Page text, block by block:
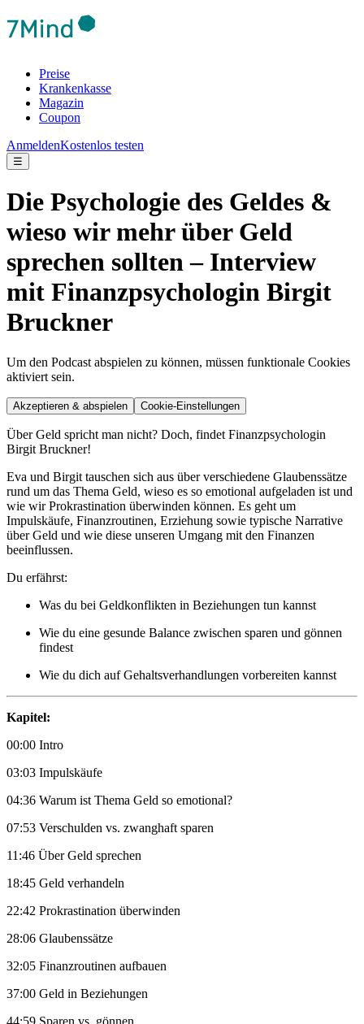
Preise
Krankenkasse
Magazin
Coupon
AnmeldenKostenlos testen
☰
Die Psychologie des Geldes &
wieso wir mehr über Geld
sprechen sollten – Interview
mit Finanzpsychologin Birgit
Bruckner
Um den Podcast abspielen zu können, müssen funktionale Cookies
aktiviert sein.
Akzeptieren & abspielen Cookie-Einstellungen
Über Geld spricht man nicht? Doch, findet Finanzpsychologin
Birgit Bruckner!
Eva und Birgit tauschen sich aus über verschiedene Glaubenssätze
rund um das Thema Geld, wieso es so emotional aufgeladen ist und
wie wir Prokrastination überwinden können. Es geht um
Impulskäufe, Finanzroutinen, Erziehung sowie typische Narrative
über Geld und wie diese unseren Umgang mit den Finanzen
beeinflussen.
Du erfährst:
Was du bei Geldkonflikten in Beziehungen tun kannst
Wie du eine gesunde Balance zwischen sparen und gönnen
findest
Wie du dich auf Gehaltsverhandlungen vorbereiten kannst
Kapitel:
00:00 Intro
03:03 Impulskäufe
04:36 Warum ist Thema Geld so emotional?
07:53 Verschulden vs. zwanghaft sparen
11:46 Über Geld sprechen
18:45 Geld verhandeln
22:42 Prokrastination überwinden
28:06 Glaubenssätze
32:05 Finanzroutinen aufbauen
37:00 Geld in Beziehungen
44:59 Sparen vs. gönnen